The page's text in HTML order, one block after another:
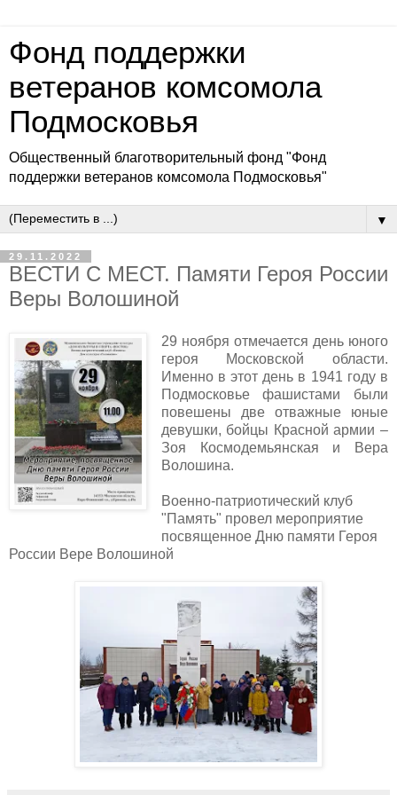
Фонд поддержки
ветеранов комсомола
Подмосковья
Общественный благотворительный фонд "Фонд
поддержки ветеранов комсомола Подмосковья"
▼
29.11.2022
ВЕСТИ С МЕСТ. Памяти Героя России
Веры Волошиной
29 ноября отмечается день юного
героя Московской области.
Именно в этот день в 1941 году в
Подмосковье фашистами были
повешены две отважные юные
девушки, бойцы Красной армии –
Зоя Космодемьянская и Вера
Волошина.
Военно-патриотический клуб
"Память" провел мероприятие
посвященное Дню памяти Героя
России Вере Волошиной